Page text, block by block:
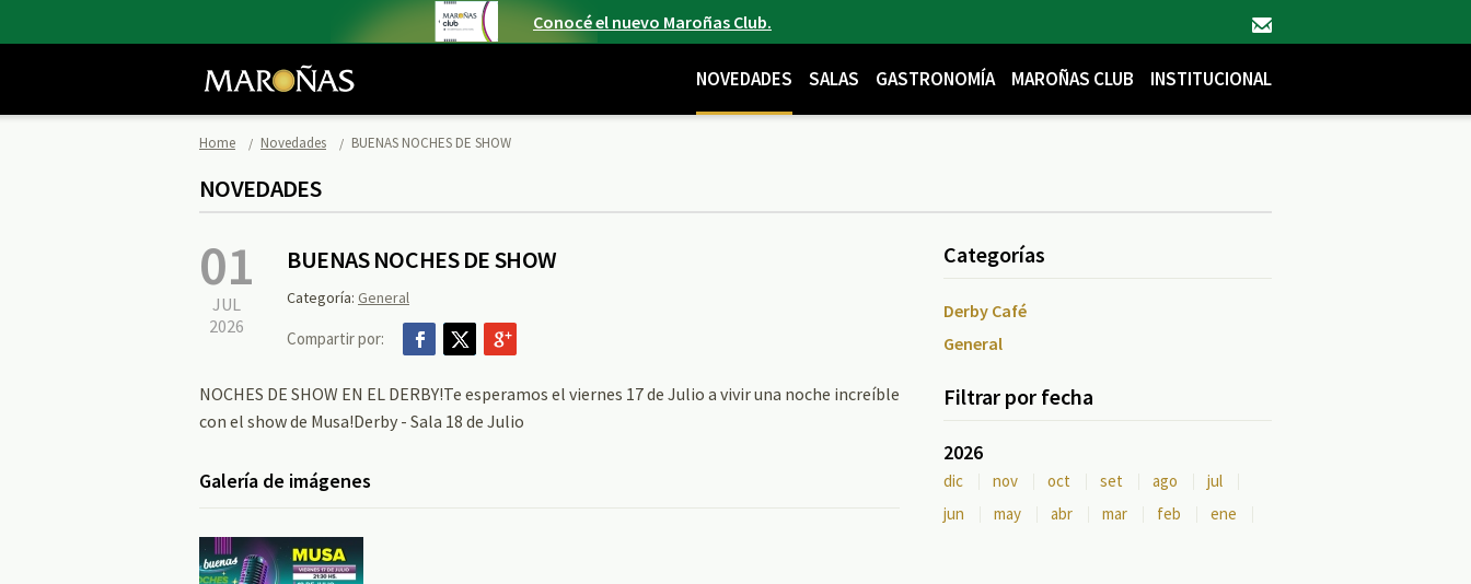
Conocé el nuevo Maroñas Club.
NOVEDADES SALAS GASTRONOMÍA MAROÑAS CLUB INSTITUCIONAL
Home Novedades BUENAS NOCHES DE SHOW
NOVEDADES
01
JUL
2026
BUENAS NOCHES DE SHOW
Categoría: General
Compartir por:
NOCHES DE SHOW EN EL DERBY!Te esperamos el viernes 17 de Julio a vivir una noche increíble
con el show de Musa!Derby - Sala 18 de Julio
Galería de imágenes
Categorías
Derby Café
General
Filtrar por fecha
2026
dic nov oct set ago
jul
jun
may abr mar feb ene